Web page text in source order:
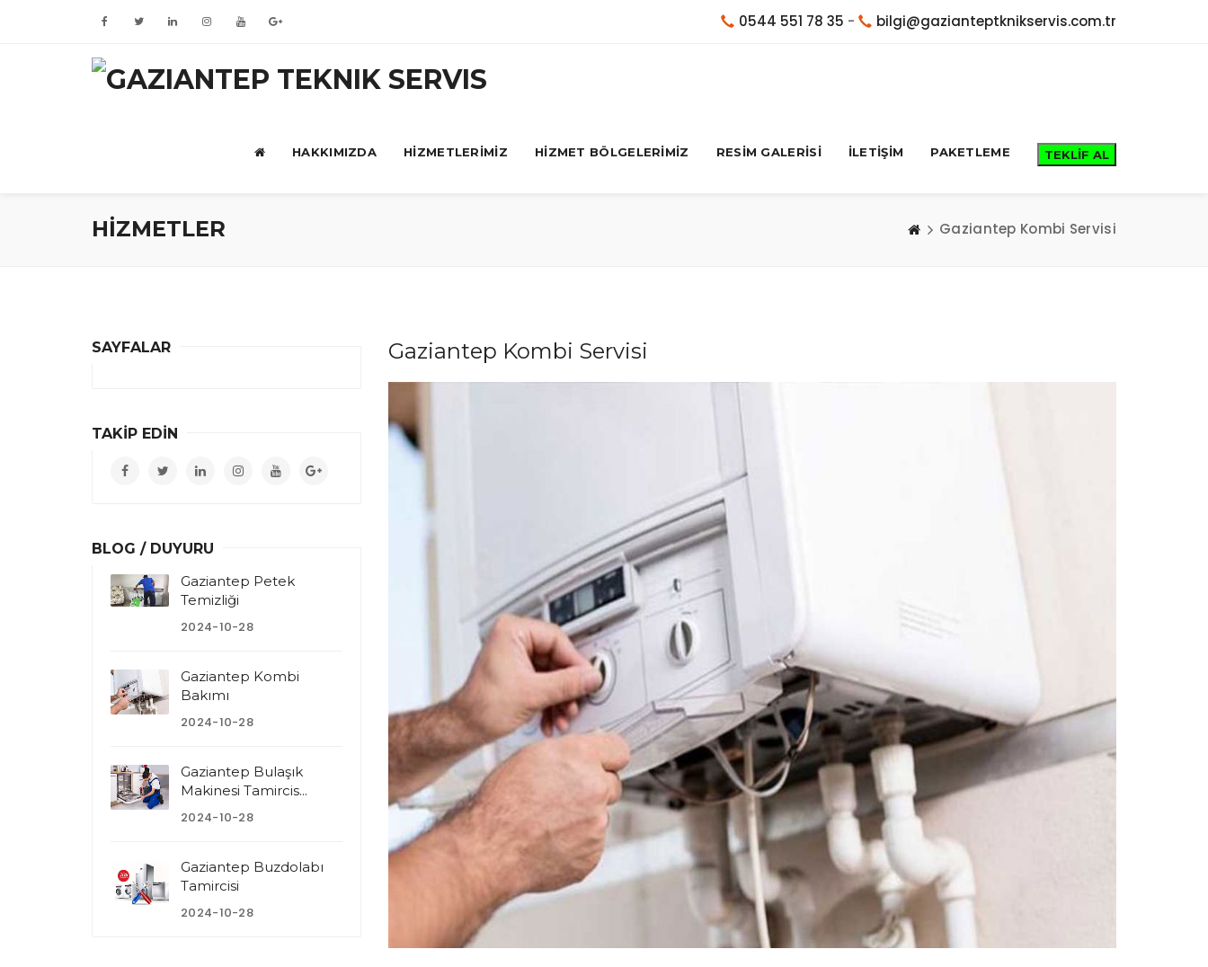
0544 551 78 35 - bilgi@gazianteptknikservis.com.tr
HAKKIMIZDA HİZMETLERİMİZ HİZMET BÖLGELERİMİZ RESİM GALERİSİ İLETİŞİM PAKETLEME
HİZMETLER Gaziantep Kombi Servisi
Gaziantep Kombi Servisi
SAYFALAR
TAKİP EDİN
BLOG / DUYURU
Gaziantep Petek
Temizliği
2024-10-28
Gaziantep Kombi
Bakımı
2024-10-28
Gaziantep Bulaşık
Makinesi Tamircis...
2024-10-28
Gaziantep Buzdolabı
Tamircisi
2024-10-28